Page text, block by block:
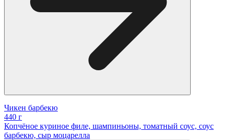
Чикен барбекю
440 г
Копчёное куриное филе, шампиньоны, томатный соус, соус
барбекю, сыр моцарелла